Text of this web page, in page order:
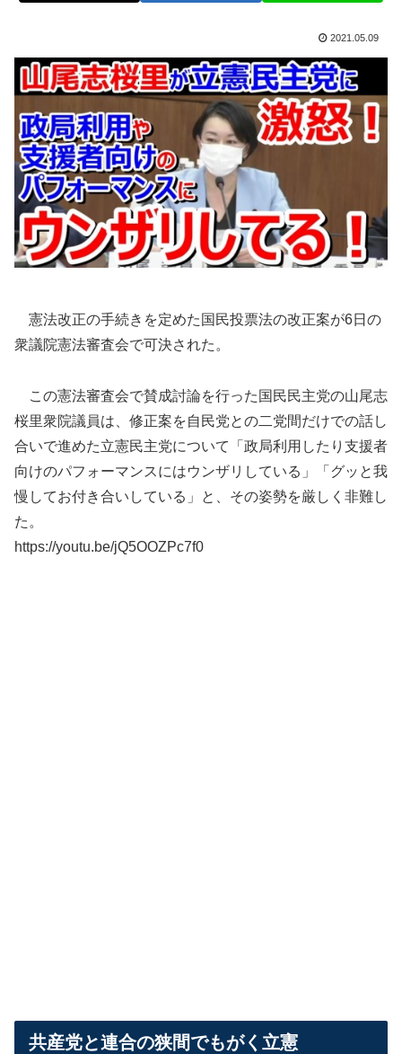
2021.05.09
憲法改正の手続きを定めた国民投票法の改正案が6日の
衆議院憲法審査会で可決された。
この憲法審査会で賛成討論を行った国民民主党の山尾志
桜里衆院議員は、修正案を自民党との二党間だけでの話し
合いで進めた立憲民主党について「政局利用したり支援者
向けのパフォーマンスにはウンザリしている」「グッと我
慢してお付き合いしている」と、その姿勢を厳しく非難し
た。
https://youtu.be/jQ5OOZPc7f0
共産党と連合の狭間でもがく立憲